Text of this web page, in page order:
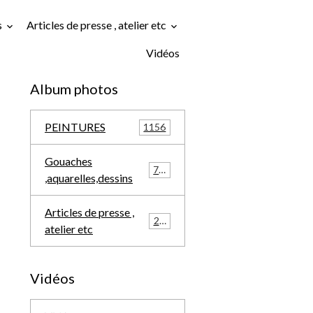
Articles de presse , atelier etc
Vidéos
Album photos
PEINTURES 1156
Gouaches
,aquarelles,dessins
709
Articles de presse ,
atelier etc
291
Vidéos